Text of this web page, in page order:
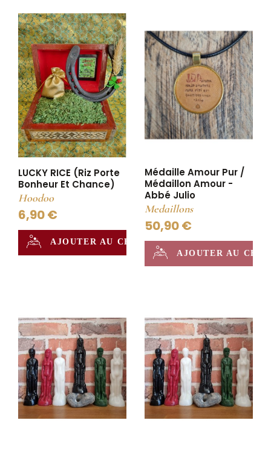
LUCKY RICE (Riz Porte
Bonheur Et Chance)
Hoodoo
6,90 €
AJOUTER AU CHAUDRON
Médaille Amour Pur /
Médaillon Amour -
Abbé Julio
Medaillons
50,90 €
AJOUTER AU